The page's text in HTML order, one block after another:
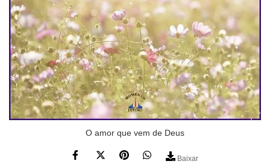
O amor que vem de Deus
Baixar